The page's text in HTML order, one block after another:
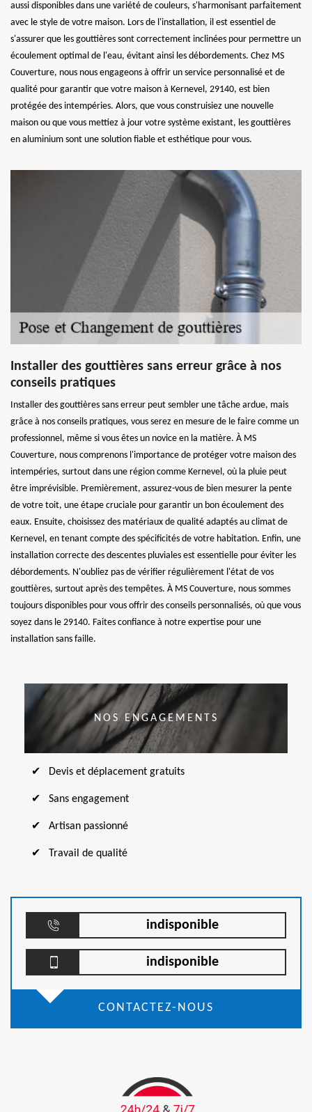
aussi disponibles dans une variété de couleurs, s'harmonisant parfaitement
avec le style de votre maison. Lors de l'installation, il est essentiel de
s'assurer que les gouttières sont correctement inclinées pour permettre un
écoulement optimal de l'eau, évitant ainsi les débordements. Chez MS
Couverture, nous nous engageons à offrir un service personnalisé et de
qualité pour garantir que votre maison à Kernevel, 29140, est bien
protégée des intempéries. Alors, que vous construisiez une nouvelle
maison ou que vous mettiez à jour votre système existant, les gouttières
en aluminium sont une solution fiable et esthétique pour vous.
Installer des gouttières sans erreur grâce à nos
conseils pratiques
Installer des gouttières sans erreur peut sembler une tâche ardue, mais
grâce à nos conseils pratiques, vous serez en mesure de le faire comme un
professionnel, même si vous êtes un novice en la matière. À MS
Couverture, nous comprenons l'importance de protéger votre maison des
intempéries, surtout dans une région comme Kernevel, où la pluie peut
être imprévisible. Premièrement, assurez-vous de bien mesurer la pente
de votre toit, une étape cruciale pour garantir un bon écoulement des
eaux. Ensuite, choisissez des matériaux de qualité adaptés au climat de
Kernevel, en tenant compte des spécificités de votre habitation. Enfin, une
installation correcte des descentes pluviales est essentielle pour éviter les
débordements. N'oubliez pas de vérifier régulièrement l'état de vos
gouttières, surtout après des tempêtes. À MS Couverture, nous sommes
toujours disponibles pour vous offrir des conseils personnalisés, où que vous
soyez dans le 29140. Faites confiance à notre expertise pour une
installation sans faille.
NOS ENGAGEMENTS
Devis et déplacement gratuits
Sans engagement
Artisan passionné
Travail de qualité
indisponible
indisponible
CONTACTEZ-NOUS